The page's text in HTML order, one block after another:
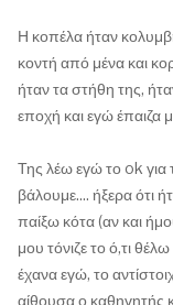
Η κοπέλα ήταν
κοντή από μένα και
ήταν τα στήθη της,
εποχή και εγώ έπαιζα
Της λέω εγώ το ok για
βάλουμε.... ήξερα ότι
παίξω κότα (αν και
μου τόνιζε το ό,τι
έχανα εγώ, το
αίθουσα ο καθηγητής